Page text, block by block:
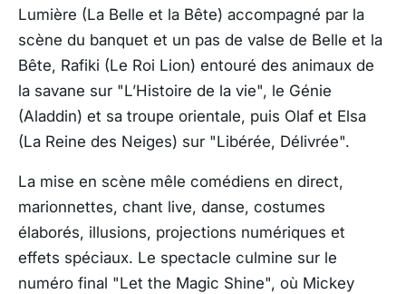
Lumière (La Belle et la Bête) accompagné par la
scène du banquet et un pas de valse de Belle et la
Bête, Rafiki (Le Roi Lion) entouré des animaux de
la savane sur "L’Histoire de la vie", le Génie
(Aladdin) et sa troupe orientale, puis Olaf et Elsa
(La Reine des Neiges) sur "Libérée, Délivrée".
La mise en scène mêle comédiens en direct,
marionnettes, chant live, danse, costumes
élaborés, illusions, projections numériques et
effets spéciaux. Le spectacle culmine sur le
numéro final "Let the Magic Shine", où Mickey